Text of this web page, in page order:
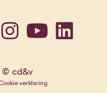
© cd&v
verklaring